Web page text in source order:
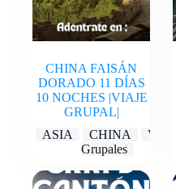
CHINA FAISÁN
DORADO 11 DÍAS
10 NOCHES |VIAJE
GRUPAL|
ASIA
CHINA
Viajes
Grupales